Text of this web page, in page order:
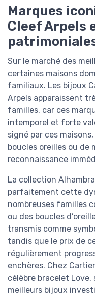
Marques
Cleef Arpels
Sur le marché des
certaines maisons
familiaux. Les bijoux
Arpels apparaissent
familles, car ces
intemporel et forte
signé par ces maisons,
boucles oreilles ou de
reconnaissance
La collection
parfaitement cette
nombreuses familles
ou des boucles
transmis comme
tandis que le prix de
régulièrement
enchères. Chez
célèbre bracelet Love,
meilleurs bijoux